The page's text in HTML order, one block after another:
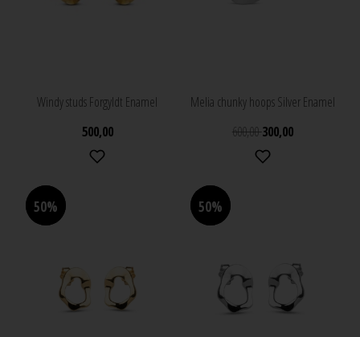
Windy studs Forgyldt Enamel
500,00
Melia chunky hoops Silver Enamel
600,00300,00
50%
50% 50%
50%